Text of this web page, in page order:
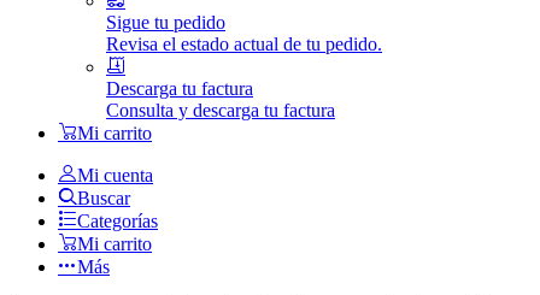
Sigue tu pedido
Revisa el estado actual de tu pedido.
Descarga tu factura
Consulta y descarga tu factura
Mi carrito
Mi cuenta
Buscar
Categorías
Mi carrito
Más